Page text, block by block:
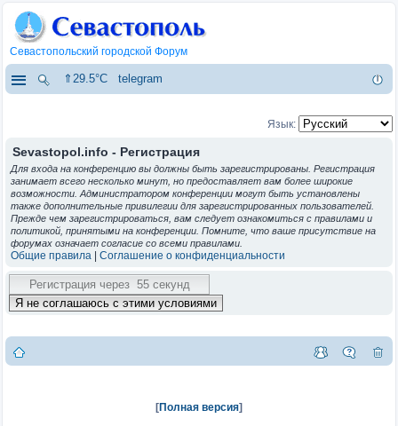
Севастопольский городской Форум
⇑29.5°C telegram
Язык:
Sevastopol.info - Регистрация
Для входа на конференцию вы должны быть зарегистрированы. Регистрация
занимает всего несколько минут, но предоставляет вам более широкие
возможности. Администратором конференции могут быть установлены
также дополнительные привилегии для зарегистрированных пользователей.
Прежде чем зарегистрироваться, вам следует ознакомиться с правилами и
политикой, принятыми на конференции. Помните, что ваше присутствие на
форумах означает согласие со всеми правилами.
Общие правила Соглашение о конфиденциальности
[Полная версия]